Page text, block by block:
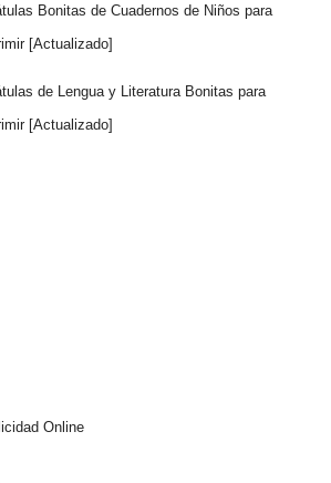
Bonitas de Cuadernos de Niños para
[Actualizado]
de Lengua y Literatura Bonitas para
[Actualizado]
Online